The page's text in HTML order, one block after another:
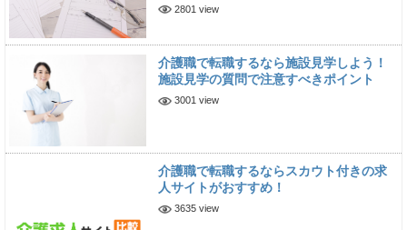
2801 view
介護職で転職するなら施設見学しよう！
施設見学の質問で注意すべきポイント
3001 view
介護職で転職するならスカウト付きの求
人サイトがおすすめ！
3635 view